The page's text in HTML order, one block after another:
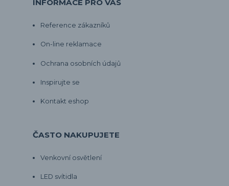
INFORMACE PRO VÁS
Reference zákazníků
On-line reklamace
Ochrana osobních údajů
Inspirujte se
Kontakt eshop
ČASTO NAKUPUJETE
Venkovní osvětlení
LED svítidla